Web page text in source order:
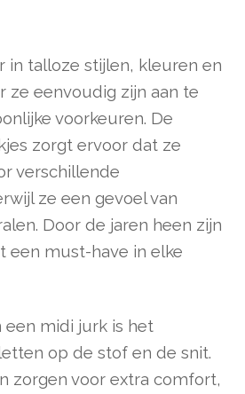
in talloze stijlen, kleuren en
ze eenvoudig zijn aan te
voorkeuren. De
zorgt ervoor dat ze
verschillende
ze een gevoel van
Door de jaren heen zijn
een must-have in elke
een midi jurk is het
op de stof en de snit.
zorgen voor extra comfort,